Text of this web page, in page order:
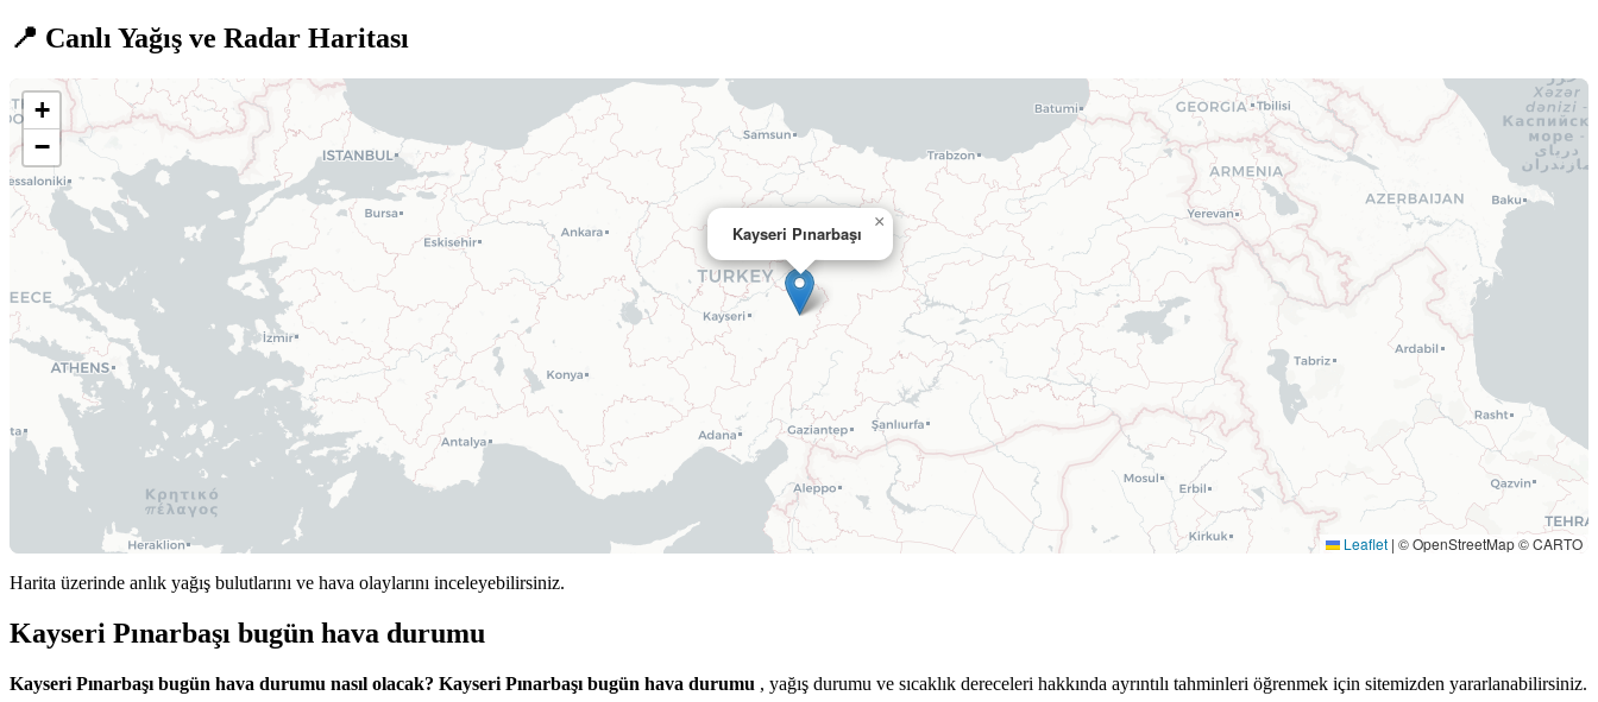
📍 Canlı Yağış ve Radar Haritası
Kayseri Pınarbaşı
×
+
−
Leaflet | © OpenStreetMap © CARTO
Harita üzerinde anlık yağış bulutlarını ve hava olaylarını inceleyebilirsiniz.
Kayseri Pınarbaşı bugün hava durumu
Kayseri Pınarbaşı bugün hava durumu nasıl olacak? Kayseri Pınarbaşı bugün hava durumu , yağış durumu ve sıcaklık dereceleri hakkında ayrıntılı tahminleri öğrenmek için sitemizden yararlanabilirsiniz.